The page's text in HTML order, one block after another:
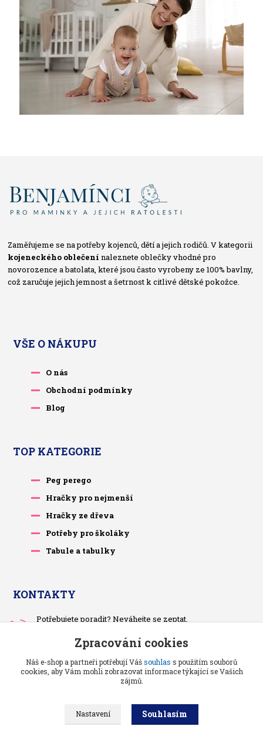
Zaměřujeme se na potřeby kojenců, dětí a jejich rodičů. V kategorii
kojeneckého oblečení naleznete oblečky vhodné pro
novorozence a batolata, které jsou často vyrobeny ze 100% bavlny,
což zaručuje jejich jemnost a šetrnost k citlivé dětské pokožce.
VŠE O NÁKUPU
O nás
Obchodní podmínky
Blog
TOP KATEGORIE
Peg perego
Hračky pro nejmenší
Hračky ze dřeva
Potřeby pro školáky
Tabule a tabulky
KONTAKTY
Potřebujete poradit? Neváhejte se zeptat.
Po-čt, po 13 hodině
pietrasova.p@seznam.cz
Zpracování cookies
Náš e-shop a partneři potřebují Vášsouhlas s použitím souborů
cookies, aby Vám mohli zobrazovat informace týkající se Vašich
zájmů.
Nastavení Souhlasím